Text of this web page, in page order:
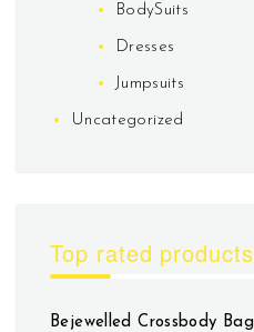
BodySuits
Dresses
Jumpsuits
Uncategorized
Top rated products
Bejewelled Crossbody Bag